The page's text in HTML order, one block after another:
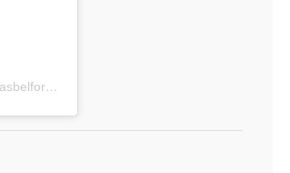
Uma publicação compartilhada por Notícias de Belford Roxo (@noticiasbelfordroxo)